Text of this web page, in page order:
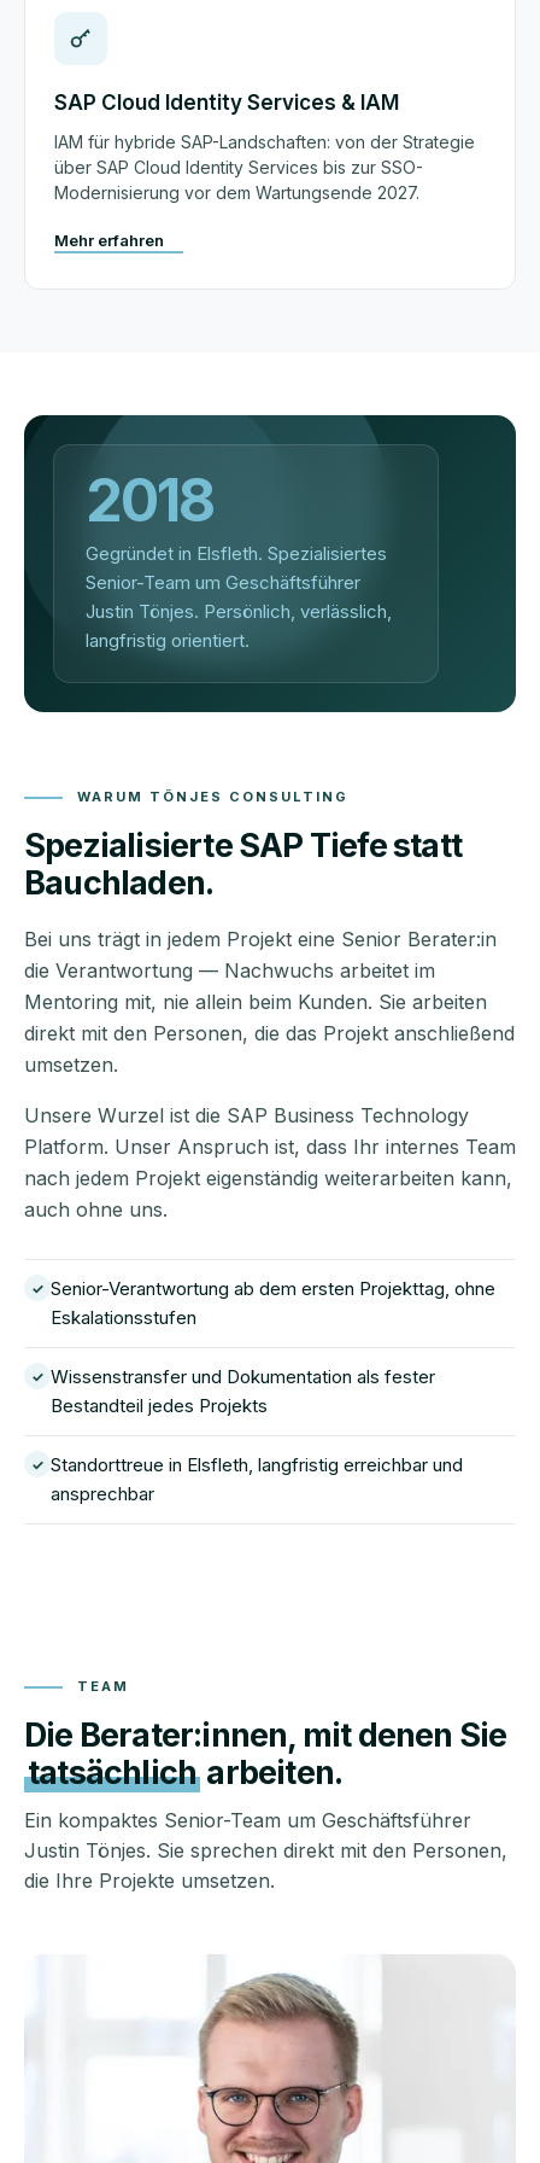
SAP Cloud Identity Services & IAM
IAM für hybride SAP-Landschaften: von der Strategie
über SAP Cloud Identity Services bis zur SSO-
Modernisierung vor dem Wartungsende 2027.
Mehr erfahren
2018
Gegründet in Elsfleth. Spezialisiertes
Senior-Team um Geschäftsführer
Justin Tönjes. Persönlich, verlässlich,
langfristig orientiert.
WARUM TÖNJES CONSULTING
Spezialisierte SAP Tiefe statt
Bauchladen.
Bei uns trägt in jedem Projekt eine Senior Berater:in
die Verantwortung — Nachwuchs arbeitet im
Mentoring mit, nie allein beim Kunden. Sie arbeiten
direkt mit den Personen, die das Projekt anschließend
umsetzen.
Unsere Wurzel ist die SAP Business Technology
Platform. Unser Anspruch ist, dass Ihr internes Team
nach jedem Projekt eigenständig weiterarbeiten kann,
auch ohne uns.
✓ Senior-Verantwortung ab dem ersten Projekttag, ohne
Eskalationsstufen
✓ Wissenstransfer und Dokumentation als fester
Bestandteil jedes Projekts
✓ Standorttreue in Elsfleth, langfristig erreichbar und
ansprechbar
TEAM
Die Berater:innen, mit denen Sie
tatsächlich arbeiten.
Ein kompaktes Senior-Team um Geschäftsführer
Justin Tönjes. Sie sprechen direkt mit den Personen,
die Ihre Projekte umsetzen.